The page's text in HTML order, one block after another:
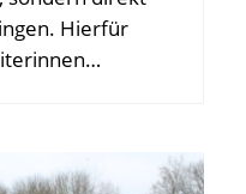
Hierfür